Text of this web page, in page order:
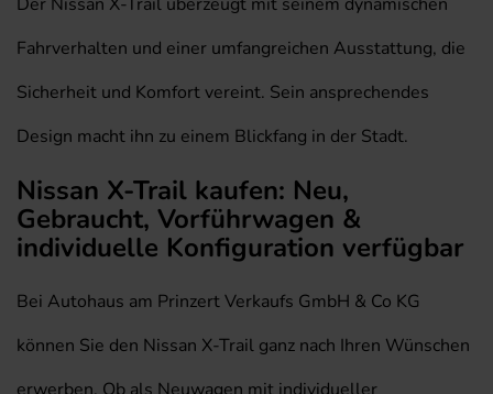
Fahrverhalten und einer umfangreichen Ausstattung, die
Sicherheit und Komfort vereint. Sein ansprechendes
Design macht ihn zu einem Blickfang in der Stadt.
Nissan X-Trail kaufen: Neu,
Gebraucht, Vorführwagen &
individuelle Konfiguration verfügbar
Bei Autohaus am Prinzert Verkaufs GmbH & Co KG
können Sie den Nissan X-Trail ganz nach Ihren Wünschen